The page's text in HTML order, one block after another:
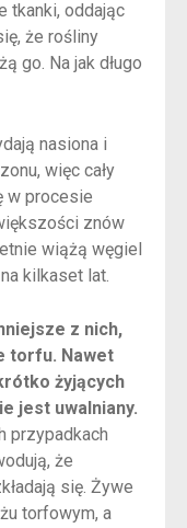
tkanki, oddając
że rośliny
go. Na jak długo
nasiona i
więc cały
w procesie
znów
wiążą węgiel
kilkaset lat.
z nich,
torfu. Nawet
żyjących
jest uwalniany.
przypadkach
że
się. Żywe
torfowym, a